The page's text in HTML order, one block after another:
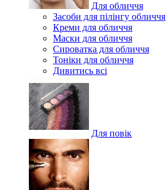
Для обличчя
Засоби для пілінгу обличчя
Креми для обличчя
Маски для обличчя
Сироватка для обличчя
Тоніки для обличчя
Дивитись всі
Для повік